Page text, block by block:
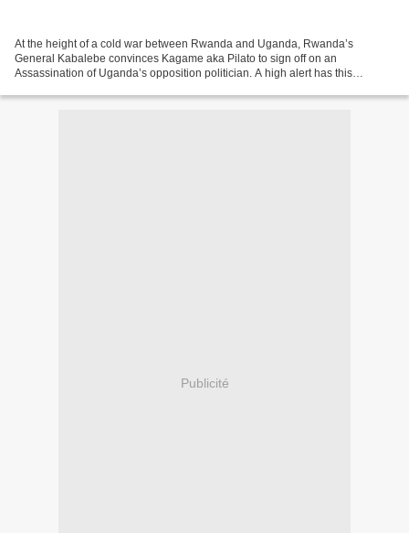
At the height of a cold war between Rwanda and Uganda, Rwanda’s
General Kabalebe convinces Kagame aka Pilato to sign off on an
Assassination of Uganda’s opposition politician. A high alert has this
Publicité